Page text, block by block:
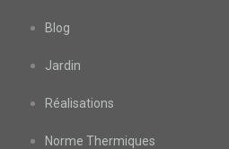
Blog
Jardin
Réalisations
Norme Thermiques